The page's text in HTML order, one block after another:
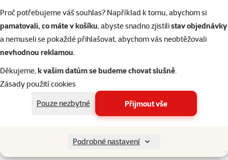
Proč potřebujeme váš souhlas? Například k tomu, abychom si
pamatovali, co máte v košíku, abyste snadno zjistilistav objednávky
a nemuseli se pokaždé přihlašovat, abychom vás neobtěžovali
nevhodnou reklamou.
Děkujeme,k vašim datům se budeme chovat slušně.
Zásady použití cookies
Pouze nezbytné
Přijmout vše
Podrobné nastavení
Barva
Hnědá
Druh drobného savce
Křeček, Křečík, Myška,
Potkan, Tarbík
Běžná cena
Hodnocení 100%